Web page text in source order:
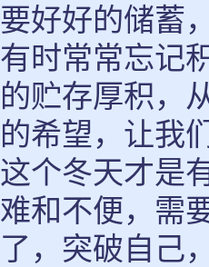
要好好的储蓄
有时常常忘记
的贮存厚积，
的希望，让我
这个冬天才是
难和不便，需
了，突破自己